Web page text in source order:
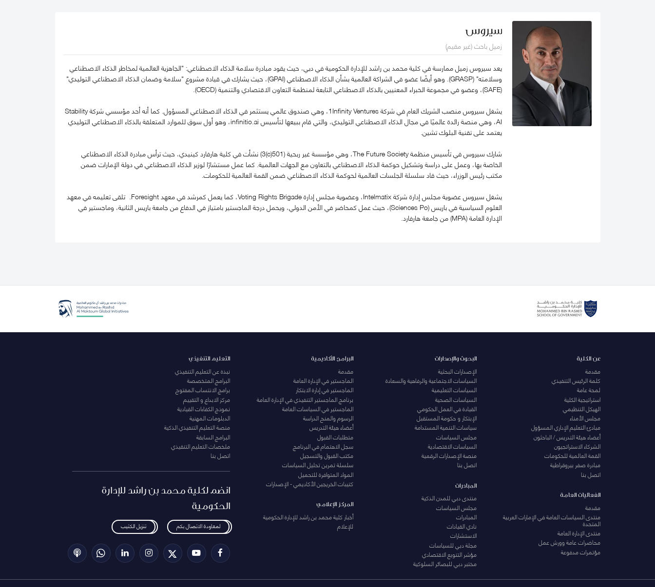
سيروس
زميل باحث (غير مقيم)
يعد سيروس زميل ممارسة في كلية محمد بن راشد للإدارة الحكومية في دبي، حيث يقود مبادرة سلامة الذكاء الاصطناعي: "الجاهزية العالمية لمخاطر الذكاء الاصطناعي
وسلامته" (GRASP). وهو أيضًا عضو في الشراكة العالمية بشأن الذكاء الاصطناعي (GPAI)، حيث يشارك في قيادة مشروع "سلامة وضمان الذكاء الاصطناعي التوليدي"
(SAFE)، وعضو في مجموعة الخبراء المعنيين بالذكاء الاصطناعي التابعة لمنظمة التعاون الاقتصادي والتنمية (OECD).
يشغل سيروس منصب الشريك العام في شركة 1Infinity Ventures، وهي صندوق عالمي يستثمر في الذكاء الاصطناعي المسؤول. كما أنه أحد مؤسسي شركة Stability
AI، وهي منصة رائدة عالميًا في مجال الذكاء الاصطناعي التوليدي، والتي قام ببيعها لتأسيس infinitio.ai، وهو أول سوق للموارد المتعلقة بالذكاء الاصطناعي التوليدي
يعتمد على تقنية البلوك تشين.
شارك سيروس في تأسيس منظمة The Future Society، وهي مؤسسة غير ربحية (501(c)3) نشأت في كلية هارفارد كينيدي، حيث ترأس مبادرة الذكاء الاصطناعي
الخاصة بها، وعمل على دراسة وتشكيل حوكمة الذكاء الاصطناعي بالتعاون مع الجهات العالمية. كما عمل مستشارًا لوزير الذكاء الاصطناعي في دولة الإمارات ضمن
مكتب رئيس الوزراء، حيث قاد سلسلة الجلسات العالمية لحوكمة الذكاء الاصطناعي ضمن القمة العالمية للحكومات.
يشغل سيروس عضوية مجلس إدارة شركة Intelmatix، وعضوية مجلس إدارة Voting Rights Brigade، كما يعمل كمرشد في معهد Foresight. تلقى تعليمه في معهد
العلوم السياسية في باريس (Sciences Po)، حيث عمل كمحاضر في الأمن الدولي، ويحمل درجة الماجستير بامتياز في الدفاع من جامعة باريس الثانية، وماجستير في
الإدارة العامة (MPA) من جامعة هارفارد.
عن الكلية
مقدمة
كلمة الرئيس التنفيذي
لمحة عامة
استراتيجية الكلية
الهيكل التنظيمي
مجلس الأمناء
مبادئ التعليم الإداري المسؤول
أعضاء هيئة التدريس / الباحثون
الشركاء الاستراتجيون
القمة العالمية للحكومات
مبادرة صفر بيروقراطية
اتصل بنا
الفعاليات العامة
مقدمة
منتدى السياسات العامة في الإمارات العربية
المتحدة
منتدى الإدارة العامة
محاضرات عامة وورش عمل
مؤتمرات مدفوعة
البحوث والإصدارات
الإصدارات البحثية
السياسات الاجتماعية والرفاهية والسعادة
السياسات التعليمية
السياسات الصحية
القيادة في العمل الحكومي
الإبتكار و حكومة المستقبل
سياسات التنمية المستدامة
مجلس السياسات
السياسات الاقتصادية
منصة الإصدارات الرقمية
اتصل بنا
المبادرات
منتدى دبي للمدن الذكية
مجلس السياسات
المبادرات
نادي القيادات
الاستشارات
مجلة دبي للسياسات
مؤشر التنويع الاقتصادي
مختبر دبي للبصائر السلوكية
البرامج الأكاديمية
مقدمة
الماجستير في الإدارة العامة
الماجستير في إدارة الابتكار
برنامج الماجستير التنفيذي في الإدارة العامة
الماجستير في السياسات العامة
الرسوم والمنح الدراسة
أعضاء هيئة التدريس
متطلبات القبول
سجل الاهتمام في البرنامج
مكتب القبول والتسجيل
سلسلة تمرين تحليل السياسات
المواد المتوافرة للتحميل
كتيبات الخريجين الأكاديمي - الإصدارات
المركز الإعلامي
أخبار كلية محمد بن راشد للإدارة الحكومية
للإعلام
التعليم التنفيذي
نبذة عن التعليم التنفيذي
البرامج المتخصصة
برامج الانتساب المفتوح
مركز الابداع و التقييم
نموذج الكفاءات القيادية
الدبلومات المهنية
منصة التعليم التنفيذي الذكية
البرامج السابقة
ملخصات التعليم التنقيذي
اتصل بنا
انضم لكلية محمد بن راشد للإدارة
الحكومية
لمعاودة الاتصال بكم تنزيل الكتيب